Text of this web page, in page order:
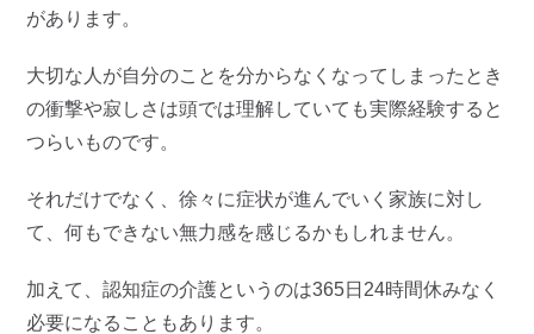
があります。
大切な人が自分のことを分からなくなってしまったとき
の衝撃や寂しさは頭では理解していても実際経験すると
つらいものです。
それだけでなく、徐々に症状が進んでいく家族に対し
て、何もできない無力感を感じるかもしれません。
加えて、認知症の介護というのは365日24時間休みなく
必要になることもあります。